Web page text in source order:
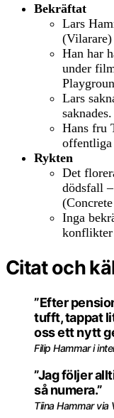
Bekräftat
Lars
(Vilarare)
Han har
under
Lars
Hans fru
offentliga
Rykten
Det
dödsfall
Inga
konflikter
Citat och
”Efter
tufft, tappat
oss ett nytt
Filip Hammar i
”Jag följer
så numera.”
Tiina Hammar via